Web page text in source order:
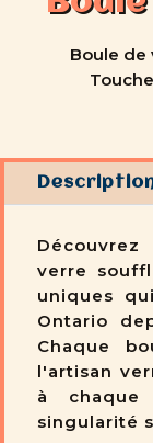
Boule de
verre
uniques
Ontario
Chaque
l'artisan
à
singularité